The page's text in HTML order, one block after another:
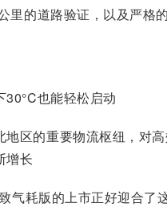
里的道路验证，以及严格
30°C也能轻松启动
地区的重要物流枢纽，对
增长
气耗版的上市正好迎合了